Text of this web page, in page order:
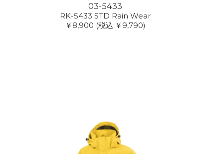
03-5433
RK-5433 STD Rain Wear
￥8,900 (税込:￥9,790)